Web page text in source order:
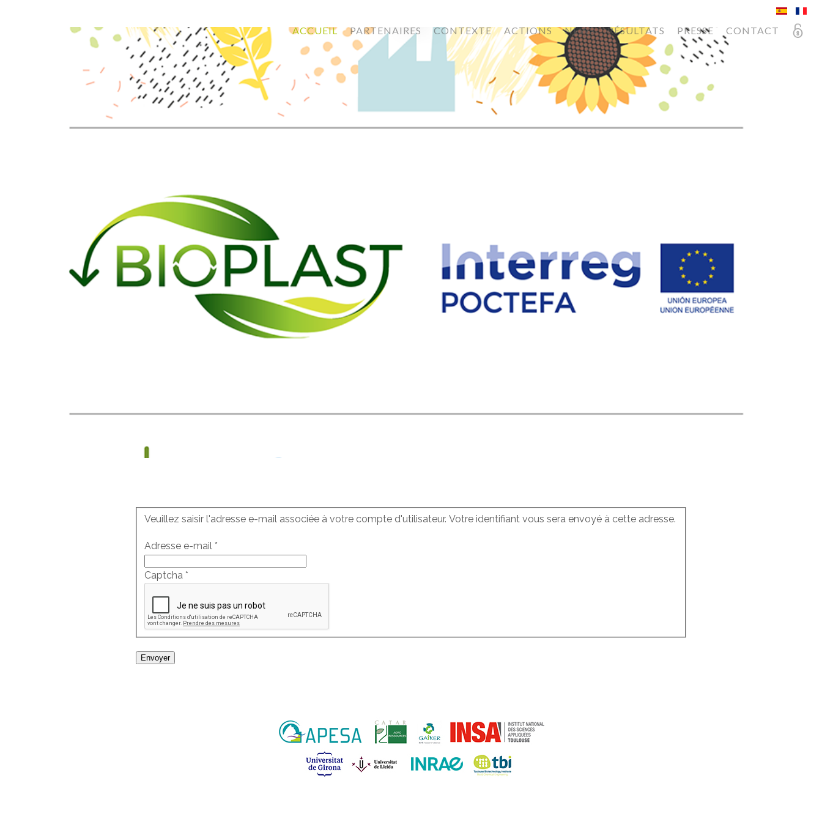
ACCUEIL PARTENAIRES CONTEXTE ACTIONS NEWS RÉSULTATS PRESSE CONTACT
BANDE LATERALE960x1080
Veuillez saisir l'adresse e-mail associée à votre compte d'utilisateur. Votre identifiant vous sera envoyé à cette adresse.
Adresse e-mail *
Captcha *
Envoyer